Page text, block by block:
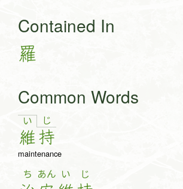
Contained In
羅
Common Words
い
維
じ
持
maintenance
ち あん い じ